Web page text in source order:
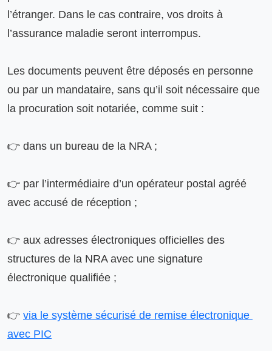
l’étranger. Dans le cas contraire, vos droits à
l’assurance maladie seront interrompus.
Les documents peuvent être déposés en personne
ou par un mandataire, sans qu’il soit nécessaire que
la procuration soit notariée, comme suit :
👉 dans un bureau de la NRA ;
👉 par l’intermédiaire d’un opérateur postal agréé
avec accusé de réception ;
👉 aux adresses électroniques officielles des
structures de la NRA avec une signature
électronique qualifiée ;
👉 via le système sécurisé de remise électronique
avec PIC